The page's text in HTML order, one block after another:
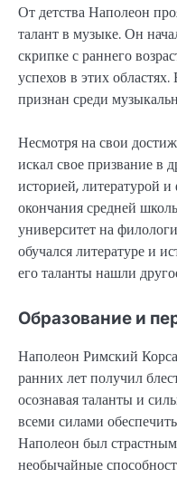
От детства Наполеон
талант в музыке. Он
скрипке с раннего
успехов в этих
признан среди
Несмотря на свои
искал свое призвание в
историей, литературой
окончания средней
университет на
обучался литературе и
его таланты нашли
Образование и
Наполеон Римский
ранних лет получил
осознавая таланты и
всеми силами
Наполеон был
необычайные